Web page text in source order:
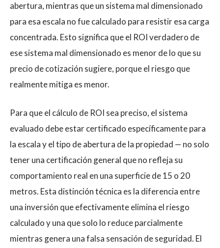
abertura, mientras que un sistema mal dimensionado
para esa escala no fue calculado para resistir esa carga
concentrada. Esto significa que el ROI verdadero de
ese sistema mal dimensionado es menor de lo que su
precio de cotización sugiere, porque el riesgo que
realmente mitiga es menor.
Para que el cálculo de ROI sea preciso, el sistema
evaluado debe estar certificado específicamente para
la escala y el tipo de abertura de la propiedad — no solo
tener una certificación general que no refleja su
comportamiento real en una superficie de 15 o 20
metros. Esta distinción técnica es la diferencia entre
una inversión que efectivamente elimina el riesgo
calculado y una que solo lo reduce parcialmente
mientras genera una falsa sensación de seguridad. El